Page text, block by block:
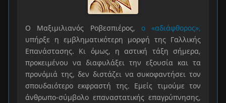
Ο Μαξιμιλιανός Ροβεσπιέρος, ο «αδιάφθορος»,
υπήρξε η εμβληματικότερη μορφή της Γαλλικής
Επανάστασης. Κι όμως, η αστική τάξη σήμερα,
προκειμένου να διαφυλάξει την εξουσία και τα
προνόμιά της, δεν διστάζει να συκοφαντήσει τον
σπουδαιότερο εκφραστή της. Εμείς τιμούμε τον
άνθρωπο-σύμβολο επαναστατικής επαγρύπνησης,